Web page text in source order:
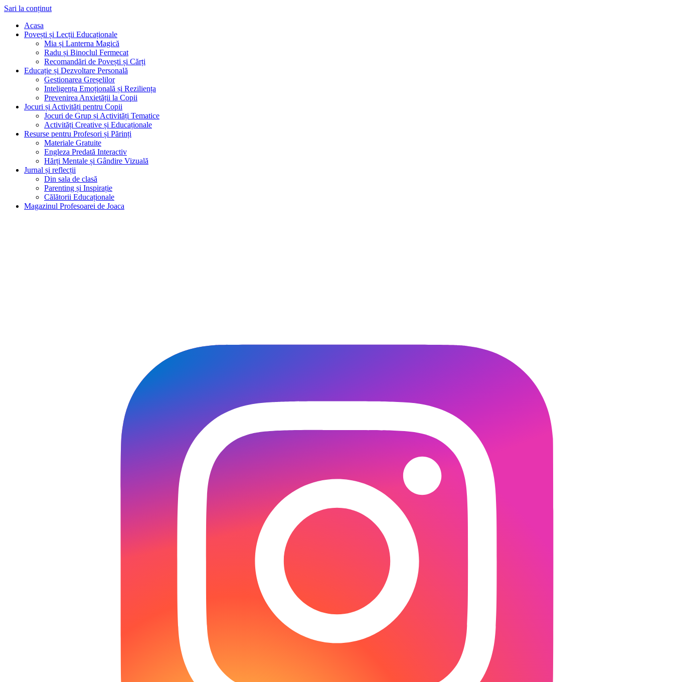
Sari la conținut
Acasa
Povești și Lecții Educaționale
Mia și Lanterna Magică
Radu și Binoclul Fermecat
Recomandări de Povești și Cărți
Educație și Dezvoltare Personală
Gestionarea Greșelilor
Inteligența Emoțională și Reziliența
Prevenirea Anxietății la Copii
Jocuri și Activități pentru Copii
Jocuri de Grup și Activități Tematice
Activități Creative și Educaționale
Resurse pentru Profesori și Părinți
Materiale Gratuite
Engleza Predată Interactiv
Hărți Mentale și Gândire Vizuală
Jurnal și reflecții
Din sala de clasă
Parenting și Inspirație
Călătorii Educaționale
Magazinul Profesoarei de Joaca